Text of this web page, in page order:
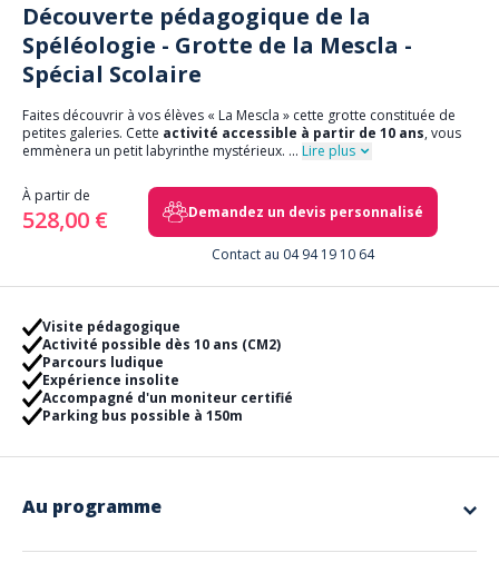
Découverte pédagogique de la
Spéléologie - Grotte de la Mescla -
Spécial Scolaire
Faites découvrir à vos élèves « La Mescla » cette grotte constituée de
petites galeries. Cette activité accessible à partir de 10 ans, vous
emmènera un petit labyrinthe mystérieux. ... Lire plus
À partir de
528,00 € Demandez un devis personnalisé
Contact au 04 94 19 10 64
Visite pédagogique
Activité possible dès 10 ans (CM2)
Parcours ludique
Expérience insolite
Accompagné d'un moniteur certifié
Parking bus possible à 150m
Au programme
et partez à la découverte d’un univers minéral, aquatique et biologique